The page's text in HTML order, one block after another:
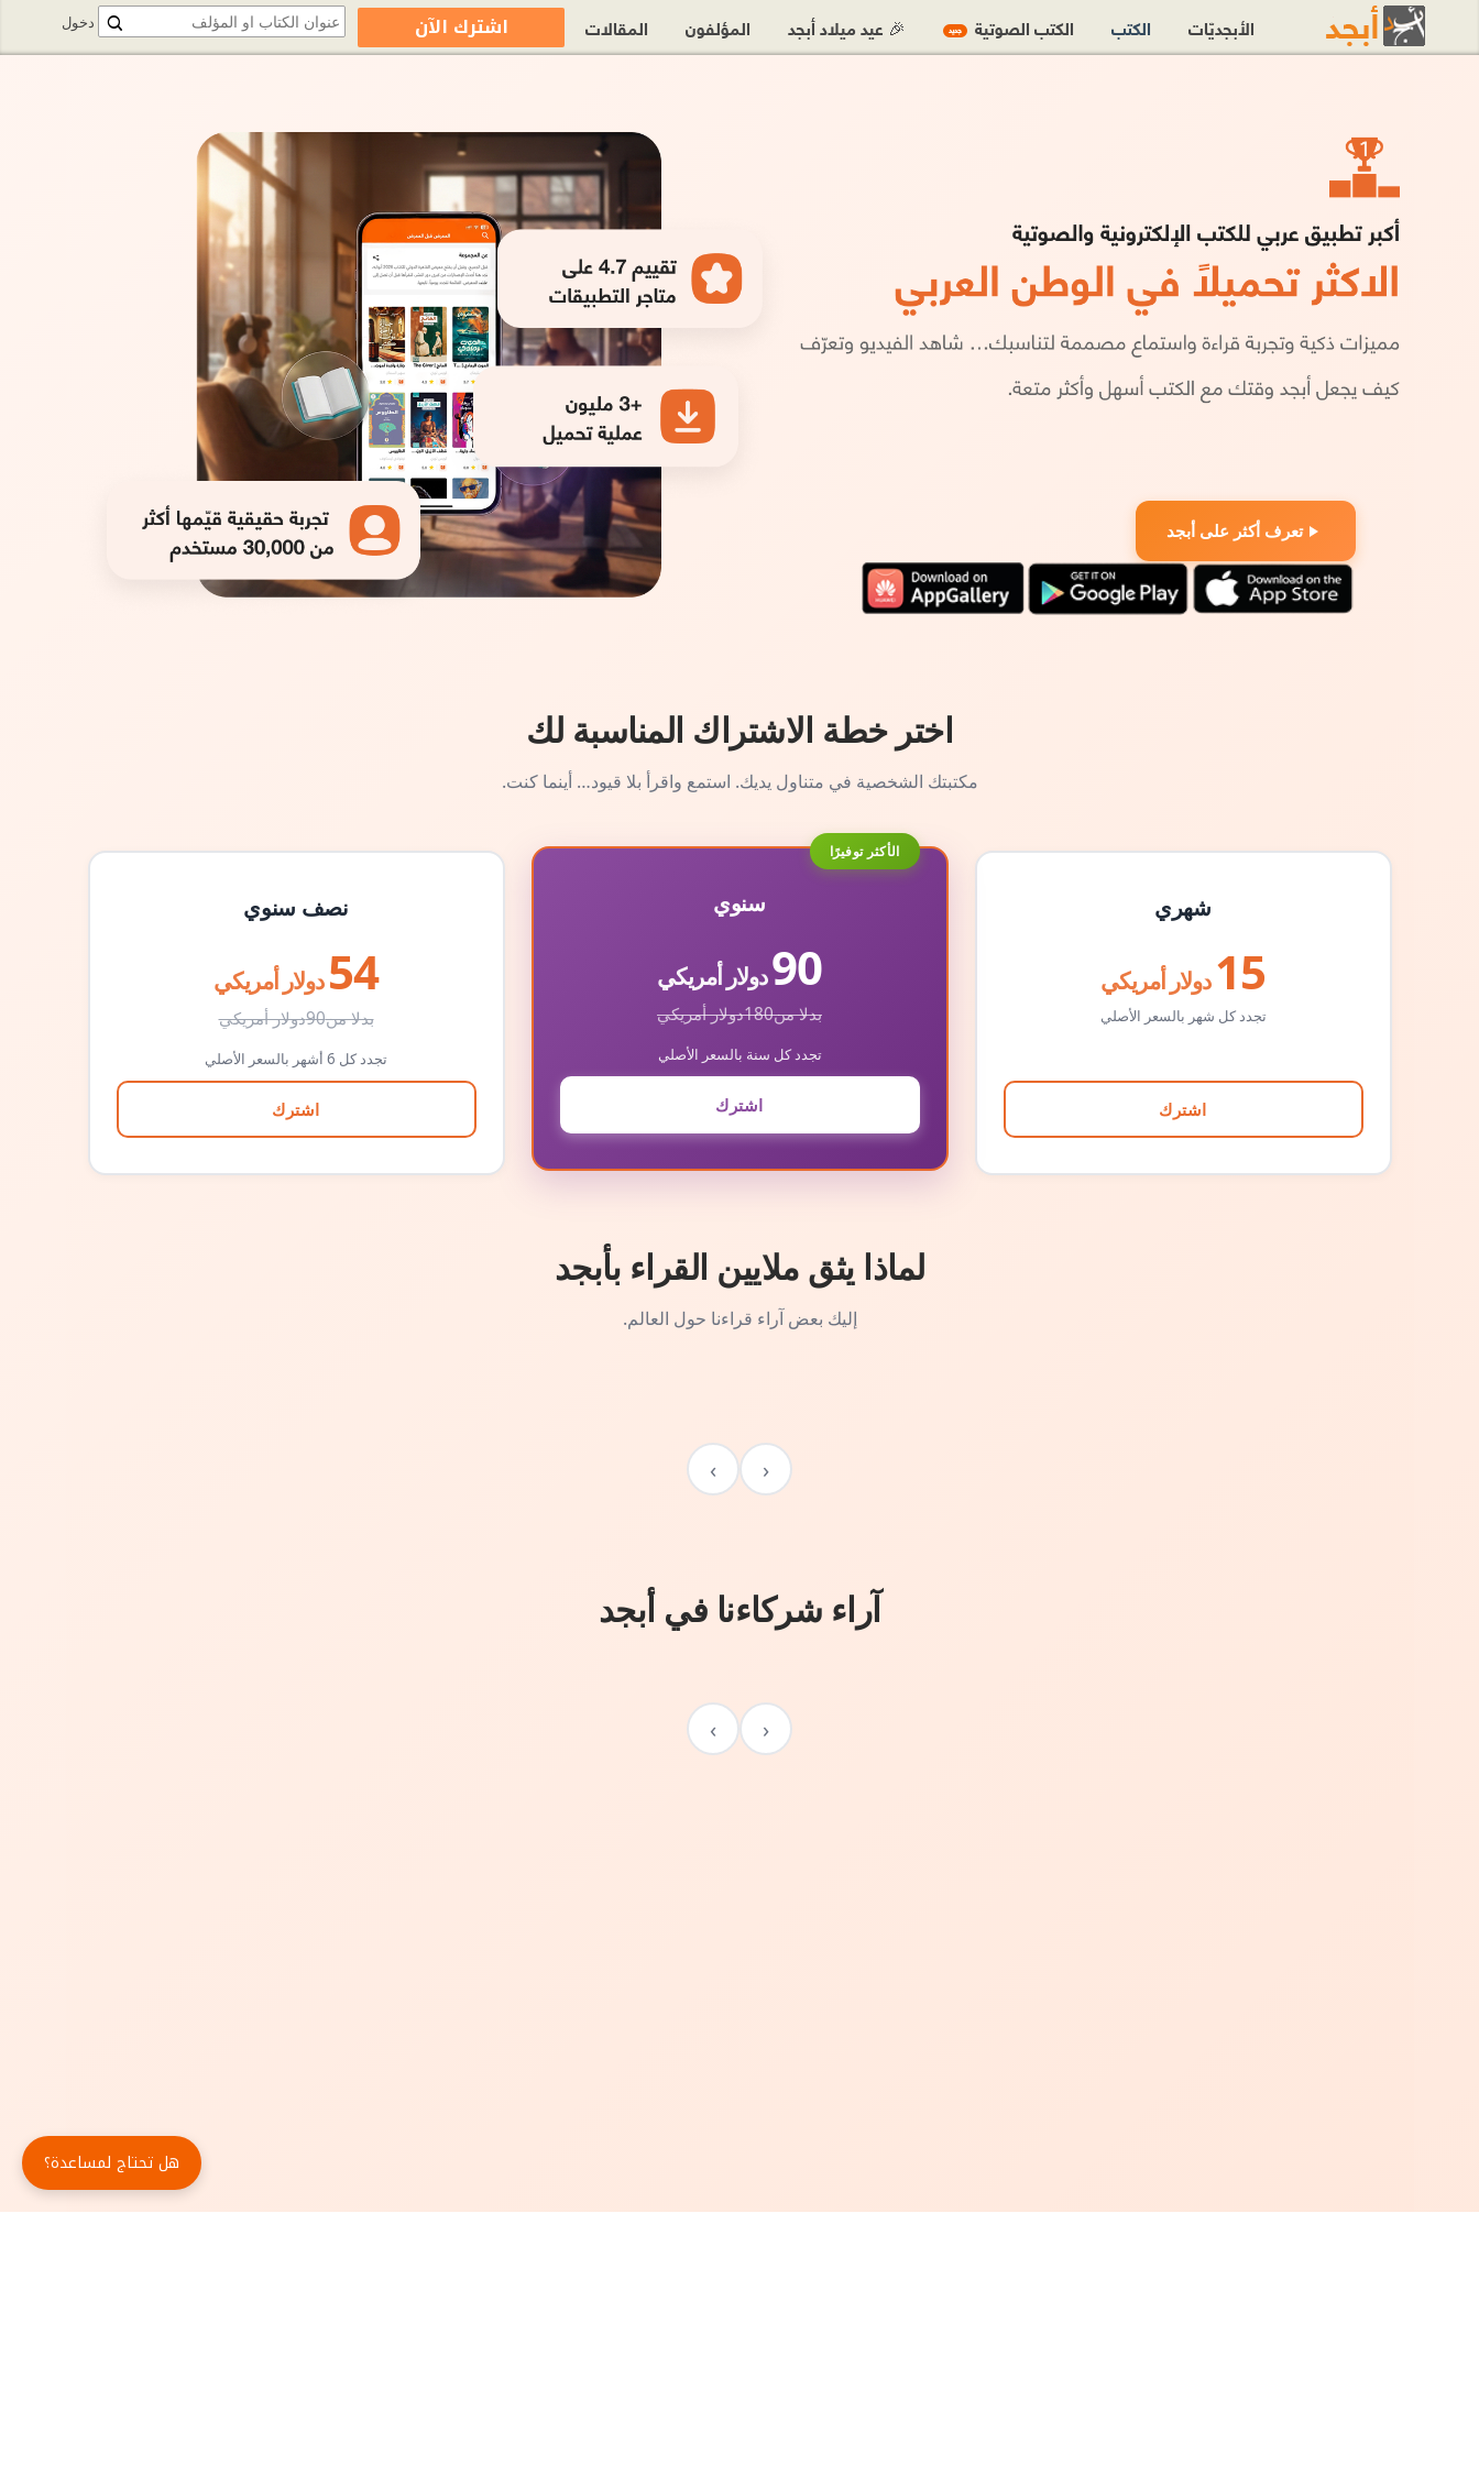
تعرف أكثر على أبجد
اختر خطة الاشتراك المناسبة لك
مكتبتك الشخصية في متناول يديك. استمع واقرأ بلا قيود… أينما كنت.
شهري
15 دولار أمريكي
تجدد كل شهر بالسعر الأصلي
اشترك
الأكثر توفيرًا
سنوي
90دولار أمريكي
بدلا من180دولار أمريكي
تجدد كل سنة بالسعر الأصلي
اشترك
نصف سنوي
54 دولار أمريكي
بدلا من90دولار أمريكي
تجدد كل 6 أشهر بالسعر الأصلي
اشترك
لماذا يثق ملايين القراء بأبجد
إليك بعض آراء قراءنا حول العالم.
‹
›
آراء شركاءنا في أبجد
‹
›
دخول الأبجديّات الكتب الكتب الصوتية جديد 🎉 عيد ميلاد أبجد المؤلفون المقالات اشترك الآن
هل تحتاج لمساعدة؟